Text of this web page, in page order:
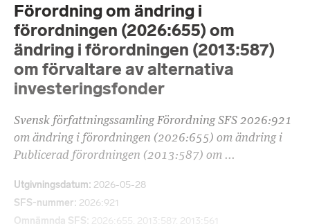
Förordning om ändring i
förordningen (2026:655) om
ändring i förordningen (2013:587)
om förvaltare av alternativa
investeringsfonder
Svensk författningssamling Förordning SFS 2026:921
om ändring i förordningen (2026:655) om ändring i
Publicerad förordningen (2013:587) om ...
Utgivningsdatum 2026-05-28
SFS-nummer 2026:921
Omnämnda SFS
2026:655, 2013:587, 2013:561